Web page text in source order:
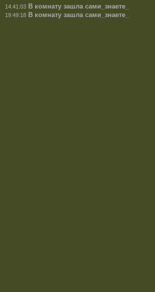
14:41:03 В комнату зашла сами_знаете_
19:49:18 В комнату зашла сами_знаете_